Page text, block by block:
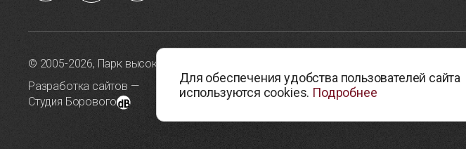
© 2005-2026, Парк высоких технологий
Разработка сайтов —
Студия Борового
данных
Политика в отношении обработки
Для обеспечения удобства пользователей сайта
используются cookies. Подробнее